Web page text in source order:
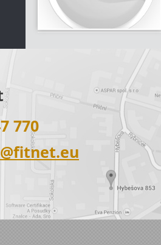
Více informací
770